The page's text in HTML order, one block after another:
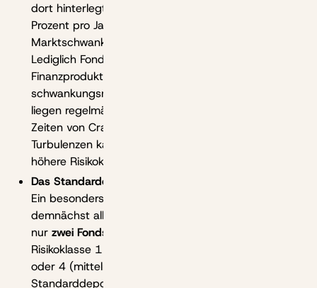
dort hinterlegte Schwankungsband von maximal 15
Prozent pro Jahr umfasst im Regelfall die
Marktschwankungen die meisten Aktienfonds.
Lediglich Fonds, die Derivate und spezielle komplexe
Finanzprodukte nutzen oder in sehr
schwankungsreichen Schwellenländern aktiv sind,
liegen regelmäßig in den Kategorien 6 oder 7; in
Zeiten von Crashs oder außergewöhnlicher
Turbulenzen kann es zur Einordnung der Fonds in
höhere Risikoklassen kommen.
Das Standarddepot:
Ein besonders einfacher Fondssparplan, den
demnächst alle mit anbieten müssen. Hier stehen
nur zwei Fonds zur Wahl
Risikoklasse 1 (risikoarm) und einer der Klasse 2, 3
oder 4 (mittelniedrig, mittel oder mittelhoch). Beim
Standarddepot sollen Anlegende ihr Geld nach